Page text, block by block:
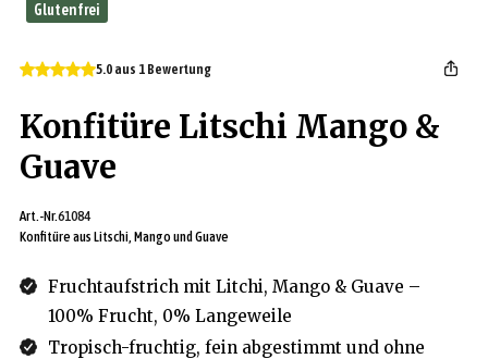
Glutenfrei
5.0 aus 1 Bewertung
Konfitüre Litschi Mango &
Guave
Art.-Nr.61084
Konfitüre aus Litschi, Mango und Guave
Fruchtaufstrich mit Litchi, Mango & Guave –
100% Frucht, 0% Langeweile
Tropisch-fruchtig, fein abgestimmt und ohne